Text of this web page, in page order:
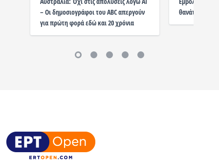
– Οι δημοσιογράφοι του ABC απεργούν
για πρώτη φορά εδώ και 20 χρόνια
θανάτους και